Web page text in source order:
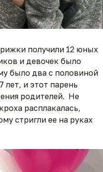
получили 12 юных
и девочек было
было два с половиной
лет, и этот парень
родителей. Не
расплакалась,
стригли ее на руках